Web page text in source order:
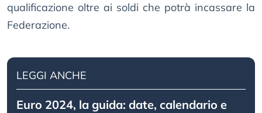
qualificazione oltre ai soldi che potrà incassare la
Federazione.
LEGGI ANCHE
Euro 2024, la guida: date, calendario e